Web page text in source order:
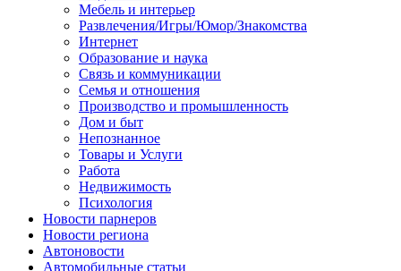
Мебель и интерьер
Развлечения/Игры/Юмор/Знакомства
Интернет
Образование и наука
Связь и коммуникации
Семья и отношения
Производство и промышленность
Дом и быт
Непознанное
Товары и Услуги
Работа
Недвижимость
Психология
Новости парнеров
Новости региона
Автоновости
Автомобильные статьи